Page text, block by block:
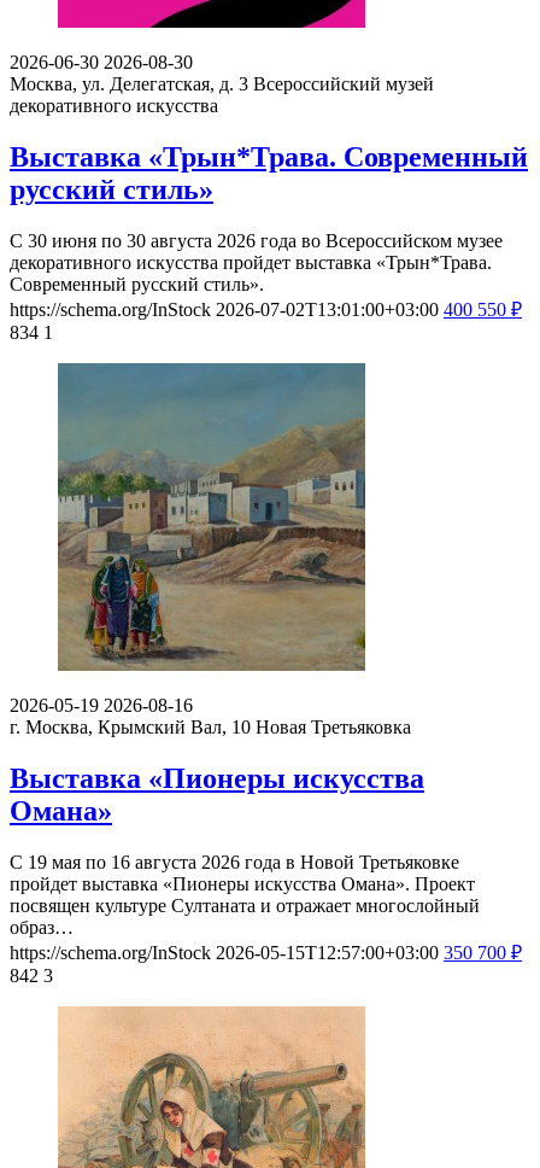
2026-06-30 2026-08-30
Москва, ул. Делегатская, д. 3 Всероссийский музей
декоративного искусства
Выставка «Трын*Трава. Современный
русский стиль»
С 30 июня по 30 августа 2026 года во Всероссийском музее
декоративного искусства пройдет выставка «Трын*Трава.
Современный русский стиль».
https://schema.org/InStock 2026-07-02T13:01:00+03:00 400 550 ₽
834 1
2026-05-19 2026-08-16
г. Москва, Крымский Вал, 10 Новая Третьяковка
Выставка «Пионеры искусства
Омана»
С 19 мая по 16 августа 2026 года в Новой Третьяковке
пройдет выставка «Пионеры искусства Омана». Проект
посвящен культуре Султаната и отражает многослойный
образ…
https://schema.org/InStock 2026-05-15T12:57:00+03:00 350 700 ₽
842 3